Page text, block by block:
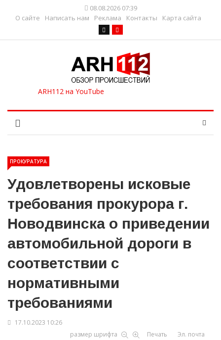
08.08.2026 07:39
О сайте
Написать нам Реклама Контакты Карта сайта
ПРОКУРАТУРА
Удовлетворены исковые
требования прокурора г.
Новодвинска о приведении
автомобильной дороги в
соответствии с
нормативными
требованиями
17.10.2023 10:26
размер шрифта
Печать Эл. почта